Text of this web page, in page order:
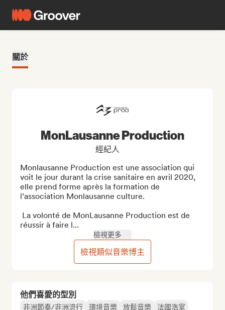
關於
他們喜愛的型別
非洲節奏/非洲流行 環境音樂 放鬆音樂
法國浩室
MonLausanne Production
經紀人
Monlausanne Production est une association qui
voit le jour durant la crise sanitaire en avril 2020,
elle prend forme après la formation de
l’association Monlausanne culture.
réussir à faire l...
檢視更多
檢視類似音樂博主